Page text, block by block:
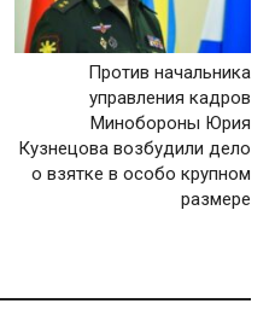
Против начальника
управления кадров
Минобороны Юрия
Кузнецова возбудили дело
о взятке в особо крупном
размере